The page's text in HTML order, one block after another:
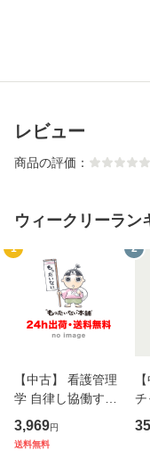
レビュー
商品の評価：
ウィークリーラン
1
【中古】 看護管理
学 自律し協働する
専門職の看護マネ
ジメントスキル 改
3,969円
送料無料
2
チ